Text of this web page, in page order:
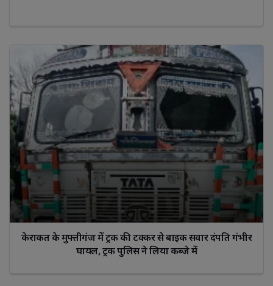
केराकत के मुफ्तीगंज में ट्रक की टक्कर से बाइक सवार दंपति गंभीर
घायल, ट्रक पुलिस ने लिया कब्जे में